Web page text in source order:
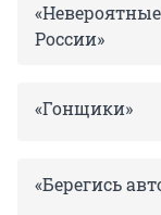
России»
«Гонщики»
«Берегись